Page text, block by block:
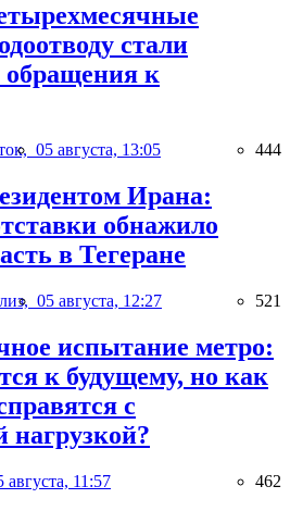
стали
обращения к
05 августа, 13:05 444
Ирана:
обнажило
в Тегеране
05 августа, 12:27 521
испытание метро:
к будущему, но как
с
нагрузкой?
августа, 11:57 462